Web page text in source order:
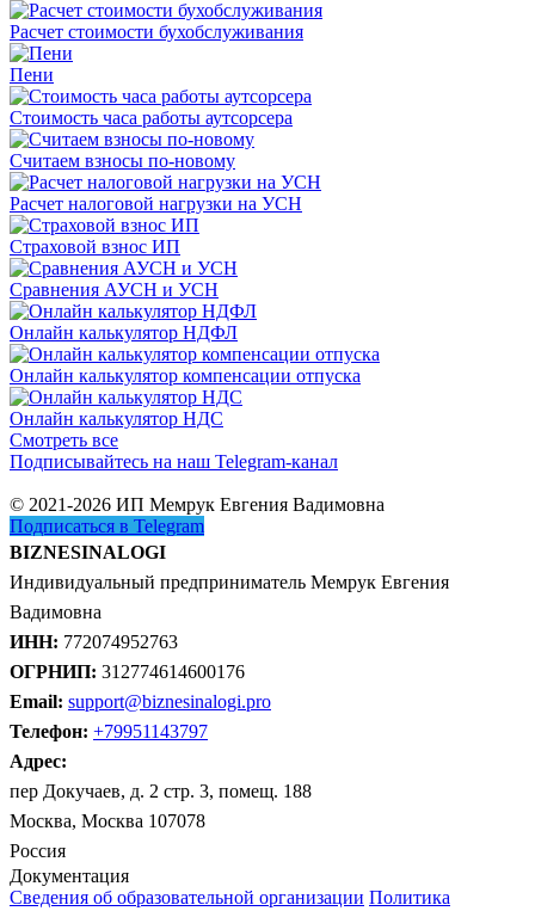
Расчет стоимости бухобслуживания
Пени
Стоимость часа работы аутсорсера
Считаем взносы по-новому
Расчет налоговой нагрузки на УСН
Страховой взнос ИП
Сравнения АУСН и УСН
Онлайн калькулятор НДФЛ
Онлайн калькулятор компенсации отпуска
Онлайн калькулятор НДС
Смотреть все
Подписывайтесь на наш Telegram-канал
© 2021-2026 ИП Мемрук Евгения Вадимовна
Подписаться в Telegram
BIZNESINALOGI
Индивидуальный предприниматель Мемрук Евгения
Вадимовна
ИНН: 772074952763
ОГРНИП: 312774614600176
Email: support@biznesinalogi.pro
Телефон: +79951143797
Адрес:
пер Докучаев, д. 2 стр. 3, помещ. 188
Москва, Москва 107078
Россия
Документация
Сведения об образовательной организации Политика